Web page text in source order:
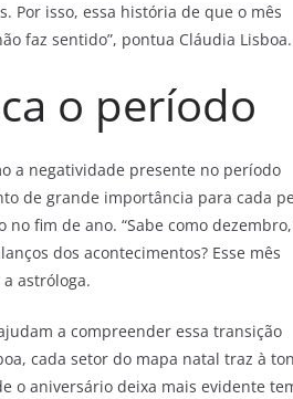
Por isso, essa história de que o mês
faz sentido”, pontua Cláudia Lisboa.
o período
a negatividade presente no período
de grande importância para cada
fim de ano. “Sabe como
dos acontecimentos? Esse mês
astróloga.
a compreender essa transição
cada setor do mapa natal traz à
o aniversário deixa mais evidente